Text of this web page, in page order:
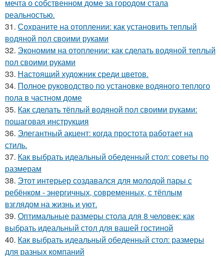
мечта о собственном доме за городом стала
реальностью.
31. Сохраните на отоплении: как установить теплый
водяной пол своими руками
32. Экономим на отоплении: как сделать водяной теплый
пол своими руками
33. Настоящий художник среди цветов.
34. Полное руководство по установке водяного теплого
пола в частном доме
35. Как сделать тёплый водяной пол своими руками:
пошаговая инструкция
36. Элегантный акцент: когда простота работает на
стиль.
37. Как выбрать идеальный обеденный стол: советы по
размерам
38. Этот интерьер создавался для молодой пары с
ребёнком - энергичных, современных, с тёплым
взглядом на жизнь и уют.
39. Оптимальные размеры стола для 8 человек: как
выбрать идеальный стол для вашей гостиной
40. Как выбрать идеальный обеденный стол: размеры
для разных компаний